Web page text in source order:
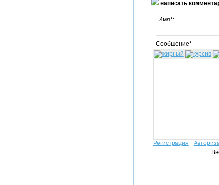
написать
Имя*:
Сообщение*
Регистрация